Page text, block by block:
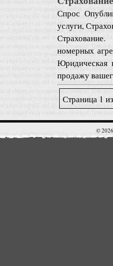
Спрос
услуги,
номерных
Юридическая
продажу
Страница 1
©